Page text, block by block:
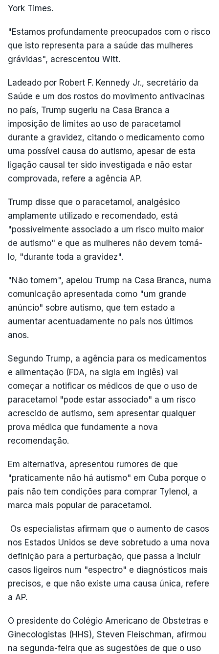
York Times.
"Estamos profundamente preocupados com o risco
que isto representa para a saúde das mulheres
grávidas", acrescentou Witt.
Ladeado por Robert F. Kennedy Jr., secretário da
Saúde e um dos rostos do movimento antivacinas
no país, Trump sugeriu na Casa Branca a
imposição de limites ao uso de paracetamol
durante a gravidez, citando o medicamento como
uma possível causa do autismo, apesar de esta
ligação causal ter sido investigada e não estar
comprovada, refere a agência AP.
Trump disse que o paracetamol, analgésico
amplamente utilizado e recomendado, está
"possivelmente associado a um risco muito maior
de autismo" e que as mulheres não devem tomá-
lo, "durante toda a gravidez".
"Não tomem", apelou Trump na Casa Branca, numa
comunicação apresentada como "um grande
anúncio" sobre autismo, que tem estado a
aumentar acentuadamente no país nos últimos
anos.
Segundo Trump, a agência para os medicamentos
e alimentação (FDA, na sigla em inglês) vai
começar a notificar os médicos de que o uso de
paracetamol "pode estar associado" a um risco
acrescido de autismo, sem apresentar qualquer
prova médica que fundamente a nova
recomendação.
Em alternativa, apresentou rumores de que
"praticamente não há autismo" em Cuba porque o
país não tem condições para comprar Tylenol, a
marca mais popular de paracetamol.
Os especialistas afirmam que o aumento de casos
nos Estados Unidos se deve sobretudo a uma nova
definição para a perturbação, que passa a incluir
casos ligeiros num "espectro" e diagnósticos mais
precisos, e que não existe uma causa única, refere
a AP.
O presidente do Colégio Americano de Obstetras e
Ginecologistas (HHS), Steven Fleischman, afirmou
na segunda-feira que as sugestões de que o uso